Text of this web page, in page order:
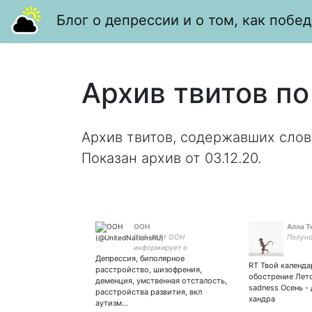
Блог о депрессии и о том, как
Архив твитов
Архив твитов, содержавших
Показан архив от 03.12.20.
ООН
Веб-сайт ООН
информирует о
деятельности ООН в штаб-
квартире Организации в
Нью-Йорке и во всем
мире. Ретвиты могут не
отражать официальную
Депрессия, биполярное
расстройство, шизофрения,
деменция, умственная отсталость,
расстройства развития, вкл
аутизм…
Алла
RT Твой
обострение
sadness Осень -
хандра